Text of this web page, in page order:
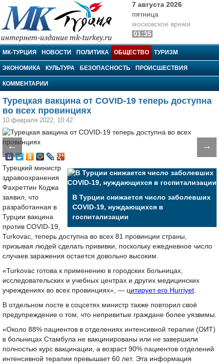
МК-Турция
7 августа 2026
пятница
московское время
01:35
МК-ТУРЦИЯ НОВОСТИ ПОЛИТИКА ОБЩЕСТВО ТУРИЗМ
ЭКОНОМИКА КУЛЬТУРА БЕЗОПАСНОСТЬ ПРОИСШЕСТВИЯ
КОММЕНТАРИИ
Турецкая вакцина от COVID-19 теперь доступна
во всех провинциях
10 февраля 2022, 10:42
← →
В Турции снижается число заболевших
COVID-19, нуждающихся в
госпитализации
Турецкий министр
здравоохранения
Фахреттин Коджа
заявил, что
разработанная в
Турции вакцина
против COVID-19,
Turkovac, теперь доступна во всех 81 провинции страны,
призывая людей сделать прививки, поскольку ежедневное число
случаев заражения остается довольно высоким.
«Turkovac готова к применению в городских больницах,
исследовательских и учебных центрах и других медицинских
учреждениях во всех провинциях», — цитирует его Hurriyet.
В отдельном посте в соцсетях министр также повторил своё
предупреждение о том, что непривитые граждане более уязвимы.
«Около 88% пациентов в отделениях интенсивной терапии (ОИТ)
в больницах Стамбула не вакцинированы или не завершили
полностью курс вакцинации, а возраст 90% пациентов отделений
интенсивной терапии превышает 60 лет. Эта информация